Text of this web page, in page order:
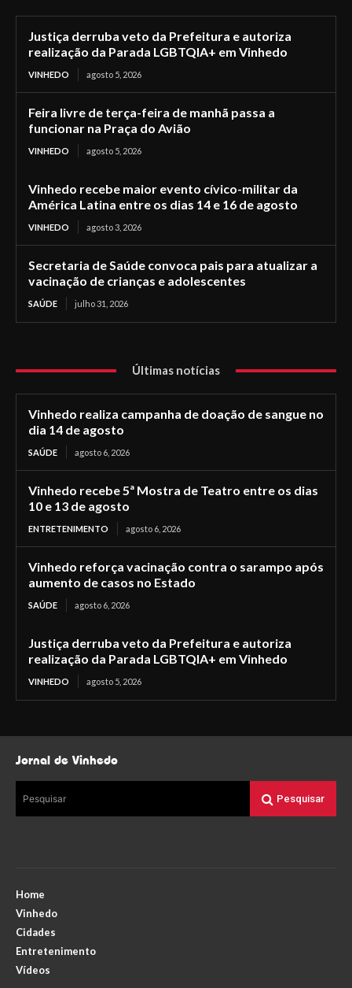
Justiça derruba veto da Prefeitura e autoriza
realização da Parada LGBTQIA+ em Vinhedo
VINHEDO agosto 5, 2026
Feira livre de terça-feira de manhã passa a
funcionar na Praça do Avião
VINHEDO agosto 5, 2026
Vinhedo recebe maior evento cívico-militar da
América Latina entre os dias 14 e 16 de agosto
VINHEDO agosto 3, 2026
Secretaria de Saúde convoca pais para atualizar a
vacinação de crianças e adolescentes
SAÚDE julho 31, 2026
Últimas notícias
Vinhedo realiza campanha de doação de sangue no
dia 14 de agosto
SAÚDE agosto 6, 2026
Vinhedo recebe 5ª Mostra de Teatro entre os dias
10 e 13 de agosto
ENTRETENIMENTO agosto 6, 2026
Vinhedo reforça vacinação contra o sarampo após
aumento de casos no Estado
SAÚDE agosto 6, 2026
Justiça derruba veto da Prefeitura e autoriza
realização da Parada LGBTQIA+ em Vinhedo
VINHEDO agosto 5, 2026
Jornal de Vinhedo
Pesquisar Pesquisar
Home
Vinhedo
Cidades
Entretenimento
Vídeos